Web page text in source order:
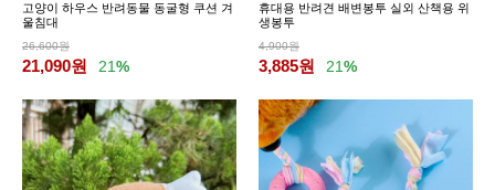
고양이 하우스 반려동물 동굴형 쿠션 겨
울침대
26,600원
21,090원 21%
휴대용 반려견 배변봉투 실외 산책용 위
생봉투
4,900원
3,885원 21%